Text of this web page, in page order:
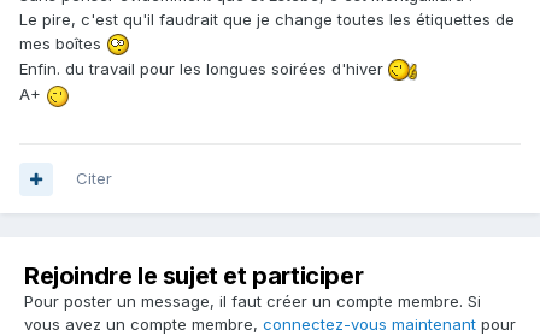
Le pire, c'est qu'il faudrait que je change toutes les étiquettes de
mes boîtes
Enfin. du travail pour les longues soirées d'hiver
A+
Citer
Rejoindre le sujet et participer
Pour poster un message, il faut créer un compte membre. Si
vous avez un compte membre, connectez-vous maintenant pour